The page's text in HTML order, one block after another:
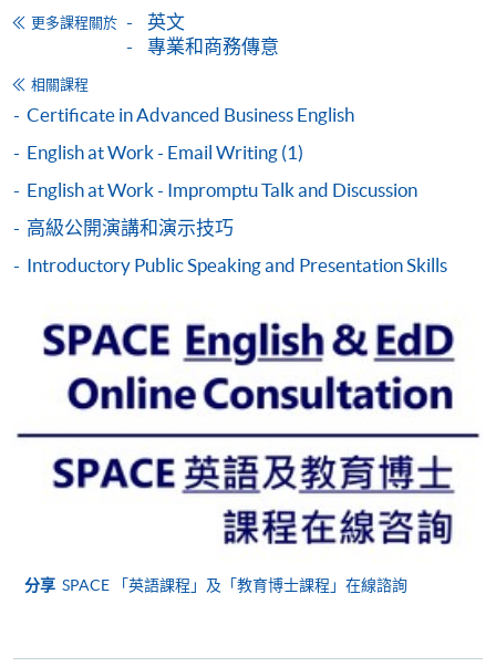
申請
網上報名
申請表 下載申請表
網上申請/郵寄/親自遞交
申請人可於本網頁上方的 「立即報名」
申請人亦可填寫入學申請表 SF26，並將填妥的表格
連同課程費用和證明文件親身或郵寄到任何
HKU
SPACE招生中心辨理入學申請。
付款方法
1. 現金、「易辦事」（EPS）、微信支付
(WeChat Pay) 或支付寶(Alipay)
申請人可親臨學院任何一所報名中心，以現金、「易
（Alipay） 繳付學費。
更多課程關於
英文
專業和商務傳意
相關課程
Certificate in Advanced Business English
English at Work - Email Writing (1)
English at Work - Impromptu Talk and Discussion
高級公開演講和演示技巧
Introductory Public Speaking and Presentation Skills
分享 SPACE 「英語課程」及「教育博士課程」在線諮詢